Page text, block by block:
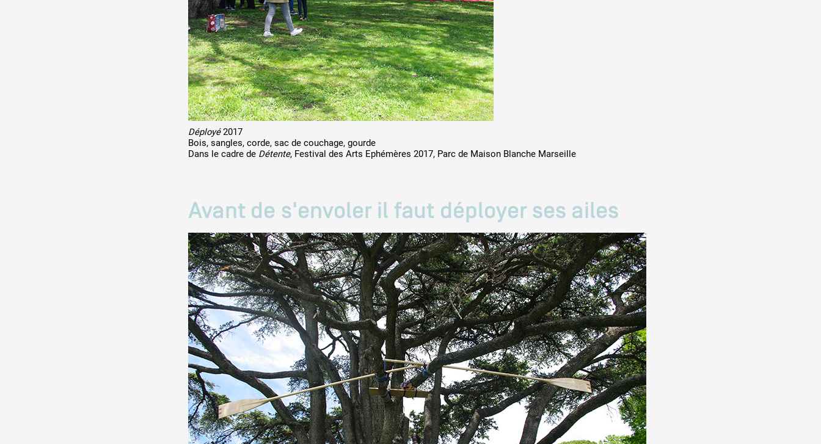
Déployé2017
Bois, sangles, corde, sac de couchage, gourde
Dans le cadre de Détente, Festival des Arts Ephémères 2017, Parc de Maison Blanche Marseille